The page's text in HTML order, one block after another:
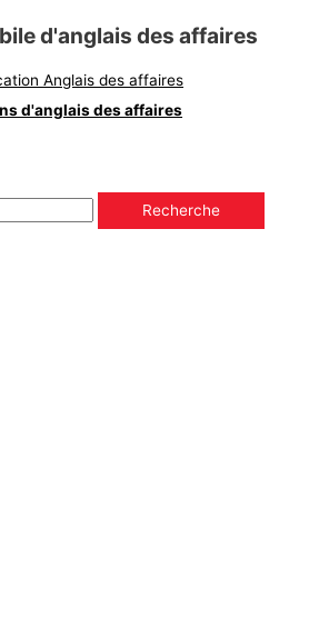
d'anglais des affaires
d'anglais des affaires